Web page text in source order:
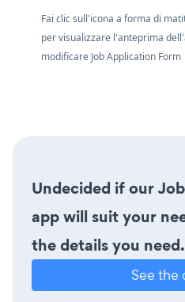
Fai clic sull'icona a forma di
per visualizzare l'anteprima
modificare Job Application Form
Undecided if our
app will suit your
the details you need.
See the